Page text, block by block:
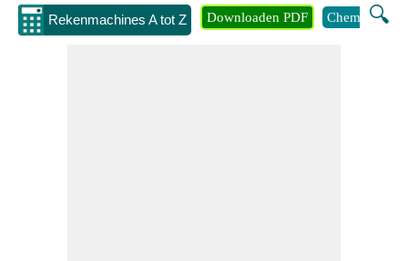
Rekenmachines A tot Z 🔍
Downloaden PDF Chemie